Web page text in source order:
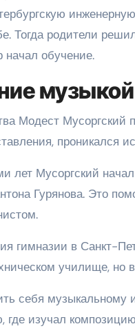
Тогда родители
начал обучение.
Модест
проникался
лет Мусоргский
Гурянова. Это
гимназии в Санкт-
училище, но
себя музыкальному
где изучал